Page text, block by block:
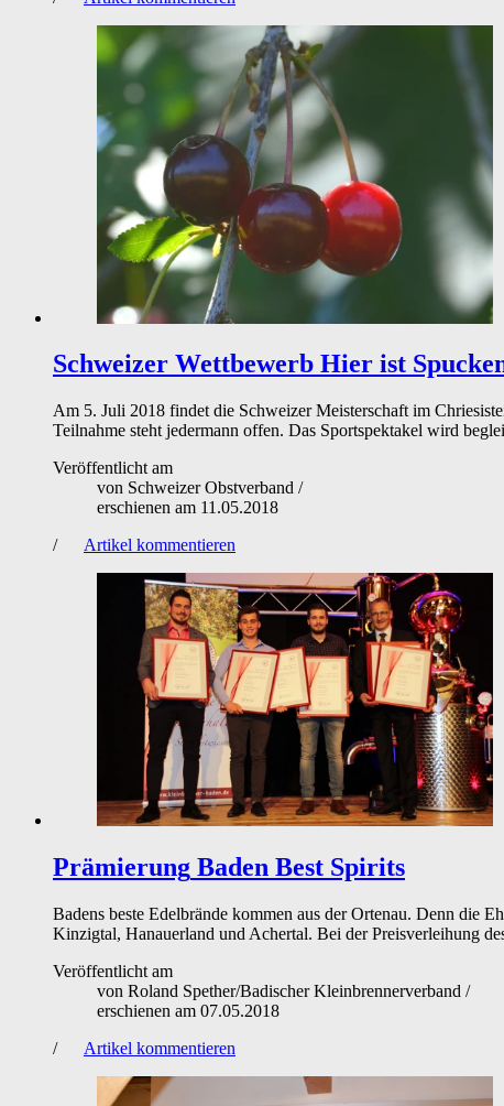
Schweizer Wettbewerb Hier ist
Am 5. Juli 2018 findet die Schweizer Meisterschaft im
Teilnahme steht jedermann offen. Das Sportspektakel wird
Veröffentlicht am
von Schweizer Obstverband /
erschienen am 11.05.2018
/
Artikel kommentieren
Prämierung Baden Best Spirits
Badens beste Edelbrände kommen aus der Ortenau. Denn die
Kinzigtal, Hanauerland und Achertal. Bei der Preisverleihung
Veröffentlicht am
von Roland Spether/Badischer Kleinbrennerverband /
erschienen am 07.05.2018
/
Artikel kommentieren